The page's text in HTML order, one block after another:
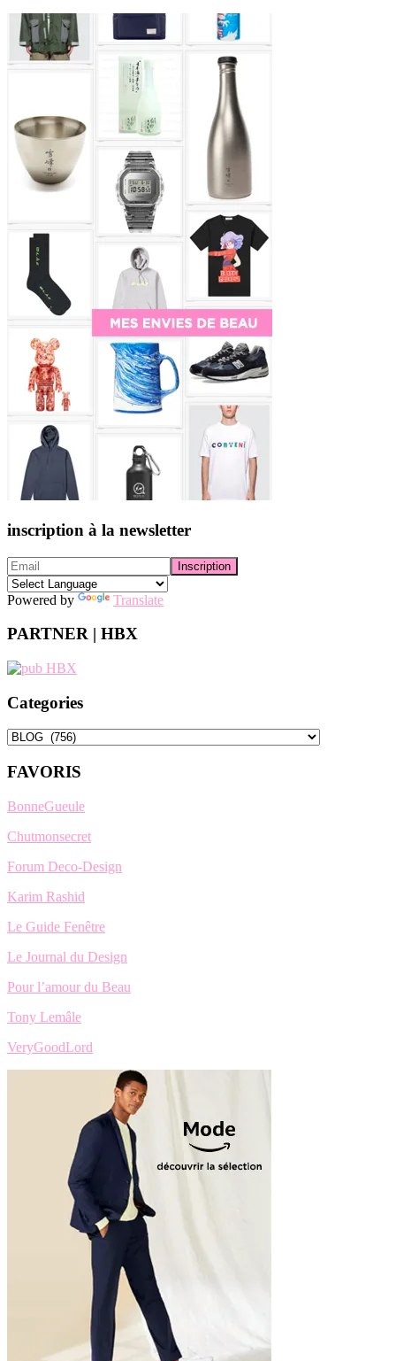
Sidebar
inscription à la newsletter
Powered by Translate
PARTNER | HBX
Categories
Categories
FAVORIS
BonneGueule
Chutmonsecret
Forum Deco-Design
Karim Rashid
Le Guide Fenêtre
Le Journal du Design
Pour l’amour du Beau
Tony Lemâle
VeryGoodLord